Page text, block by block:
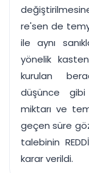
re'sen de
ile aynı
yönelik
kurulan
düşünce gibi
miktarı ve
geçen süre
talebinin
karar verildi.